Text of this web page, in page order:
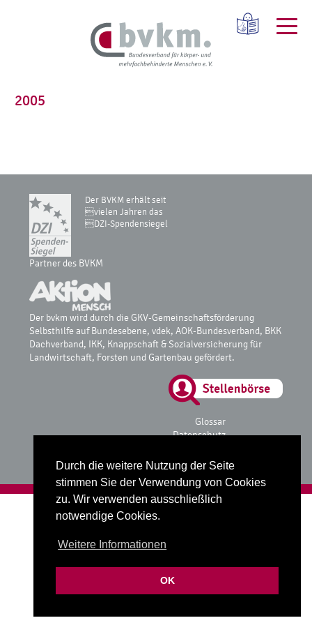
Durch die weitere Nutzung der Seite
stimmen Sie der Verwendung von Cookies
zu. Wir verwenden ausschließlich
notwendige Cookies.
Weitere Informationen
OK
2005
Der BVKM erhält seit
vielen Jahren das
DZI-Spendensiegel
Partner des BVKM
Der bvkm wird durch die GKV-Gemeinschaftsförderung
Selbsthilfe auf Bundesebene, vdek, AOK-Bundesverband, BKK
Dachverband, IKK, Knappschaft & Sozialversicherung für
Landwirtschaft, Forsten und Gartenbau gefördert.
Glossar
Datenschutz
Realisiert mit fube Codingstudio